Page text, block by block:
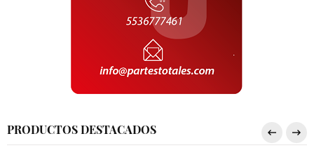
PRODUCTOS DESTACADOS